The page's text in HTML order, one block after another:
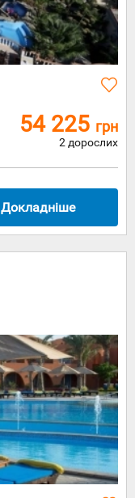
54 225 грн
2 дорослих
Докладніше